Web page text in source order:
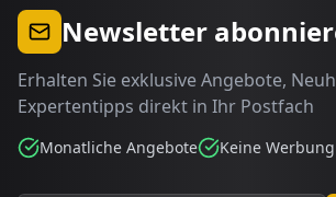
Newsletter
Erhalten Sie exklusive Angebote,
Expertentipps direkt in Ihr Postfach
Monatliche Angebote Keine Werbung